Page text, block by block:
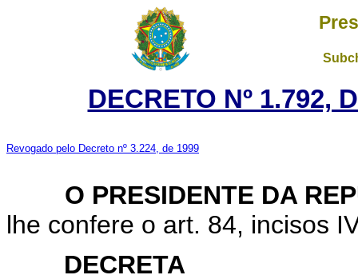
DECRETO Nº 1.792,
Revogado pelo Decreto nº 3.224, de 1999
O PRESIDENTE DA
lhe confere o art. 84, incisos
DECRETA